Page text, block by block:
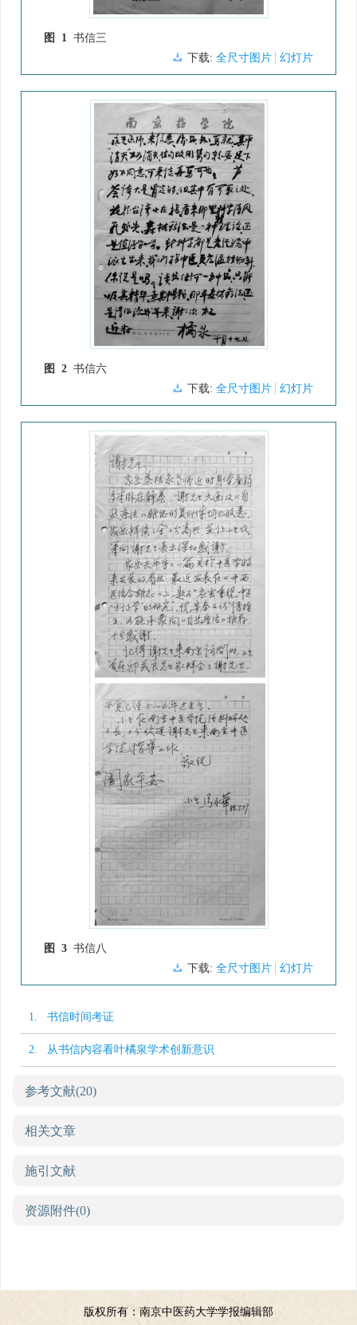
图 1 书信三
下载: 全尺寸图片 幻灯片
图 2 书信六
下载: 全尺寸图片 幻灯片
图 3 书信八
下载: 全尺寸图片 幻灯片
1. 书信时间考证
2. 从书信内容看叶橘泉学术创新意识
参考文献(20)
相关文章
施引文献
资源附件(0)
版权所有：南京中医药大学学报编辑部